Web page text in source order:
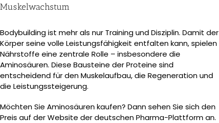
Muskelwachstum
Bodybuilding ist mehr als nur Training und Disziplin. Damit der
Körper seine volle Leistungsfähigkeit entfalten kann, spielen
Nährstoffe eine zentrale Rolle – insbesondere die
Aminosäuren. Diese Bausteine der Proteine sind
entscheidend für den Muskelaufbau, die Regeneration und
die Leistungssteigerung.
Möchten Sie Aminosäuren kaufen? Dann sehen Sie sich den
Preis auf der Website der deutschen Pharma-Plattform an.